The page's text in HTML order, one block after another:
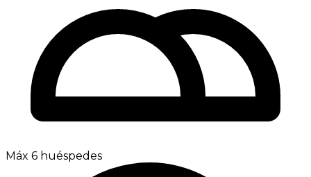
Máx 6 huéspedes